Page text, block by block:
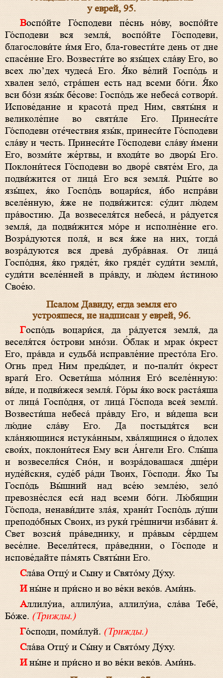
у еврей, 95.
Воспо́йте Го́сподеви пе́снь но́ву, воспо́йте
Го́сподеви вся земля́, воспо́йте Го́сподеви,
благослови́те и́мя Его, бла-говести́те день от дне
спасе́ние Его. Возвести́те во язы́цех сла́ву Его, во
всех лю’дех чудеса́ Его. Я́ко ве́лий Госпо́дь и
хвален зело́, стра́шен есть над всеми бо́ги. Я́ко
вси бо́зи язы́к бе́сове: Госпо́дь же небеса́ сотвори́.
Испове́дание и красота́ пред Ним, святы́ня и
великоле́пие во святи́ле Его. Принеси́те
Го́сподеви оте́чествия язы́к, принеси́те Го́сподеви
сла́ву и честь. Принеси́те Го́сподеви сла́ву и́мени
Его, возми́те же́ртвы, и входи́те во дворы́ Его.
Поклони́теся Го́сподеви во дворе́ святе́м Его, да
подви́жится от лица́ Его вся земля́. Рцы́те во
язы́цех, я́ко Госпо́дь воцари́ся, и́бо испра́ви
вселе́нную, я́же не подви́жится: су́дит лю́дем
пра́востию. Да возвеселя́тся небеса́, и ра́дуется
земля́, да подви́жится мо́ре и исполне́ние его.
Возра́дуются поля́, и вся я́же на них, тогда́
возра́дуются вся древа́ дубра́вная. От лица́
Госпо́дня, я́ко гряде́т, я́ко гряде́т суди́ти земли́,
суди́ти вселе́нней в пра́вду, и лю́дем и́стиною
Свое́ю.
Псалом Давиду, егда земля его
устрояшеся, не надписан у еврей, 96.
Госпо́дь воцари́ся, да ра́дуется земля́, да
веселя́тся о́строви мно́зи. О́блак и мрак о́крест
Его, пра́вда и судьба́ исправле́ние престо́ла Его.
Огнь пред Ним преды́дет, и по-пали́т о́крест
враги́ Его. Освети́ша мо́лния Его́ вселе́нную:
ви́де, и подви́жеся земля́. Го́ры я́ко воск раста́яша
от лица́ Госпо́дня, от лица́ Го́спода всея́ земли́.
Возвести́ша небеса́ пра́вду Его, и ви́деша вси
лю́дие сла́ву Его. Да постыдя́тся вси
кла́няющиися истука́нным, хва́лящиися о и́долех
свои́х, поклони́теся Ему вси А́нгели Его. Слы́ша
и возвесели́ся Сио́н, и возра́довашася дще́ри
иуде́йския, суде́б ра́ди Твоих, Го́споди. Я́ко Ты
Госпо́дь Вы́шний над все́ю земле́ю, зело́
превозне́слся еси́ над всеми бо́ги. Лю́бящии
Го́спода, ненави́дите зла́я, храни́т Госпо́дь ду́ши
преподо́бных Своих, из руки́ гре́шничи изба́вит я́.
Свет возсия́ пра́веднику, и пра́вым се́рдцем
весе́лие. Весели́теся, пра́веднии, о Го́споде и
испове́дайте па́мять Святы́ни Его.
Сла́ва Отцу́ и Сыну и Свято́му Ду́ху.
И ны́не и при́сно и во ве́ки веко́в. Ами́нь.
Аллилу́иа, аллилу́иа, аллилу́иа, сла́ва Тебе́,
Бо́же.(Трижды.)
Го́споди, поми́луй.(Трижды.)
Сла́ва Отцу́ и Сы́ну и Свято́му Ду́ху.
И ны́не и при́сно и во ве́ки веко́в. Ами́нь.